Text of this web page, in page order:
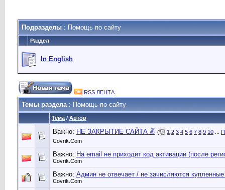
Подразделы : Помощь по сайту
Раздел
In English
RSS ЛЕНТА
Темы раздела: Помощь по сайту
Тема / Автор
Важно: НЕ ЗАКРЫТИЕ САЙТА ✌️ ( 1 2 3 4 5 6 7 8 9 10
Сovrik.Com
Важно: На email не приходит код активации (после
Сovrik.Com
Важно: Админ не отвечает / не зачисляются купленные
Сovrik.Com